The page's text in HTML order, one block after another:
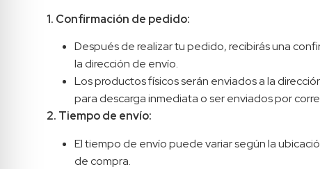
1. Confirmación de pedido:
Después de realizar tu pedido, recibirás una
la dirección de envío.
Los productos físicos serán enviados a la
para descarga inmediata o ser enviados por
2. Tiempo de envío:
El tiempo de envío puede variar según la
de compra.